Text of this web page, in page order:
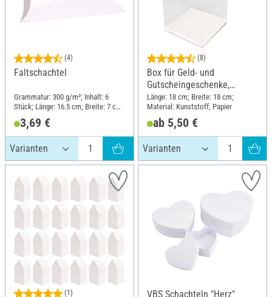
(4)
Faltschachtel
Grammatur: 300 g/m²; Inhalt: 6
Stück; Länge: 16.5 cm; Breite: 7 cm;
3,69 €
(8)
Box für Geld- und
Gutscheingeschenke,
Transparent
Länge: 18 cm; Breite: 18 cm;
Material: Kunststoff, Papier
ab 5,50 €
(1) VBS Schachteln "Herz"